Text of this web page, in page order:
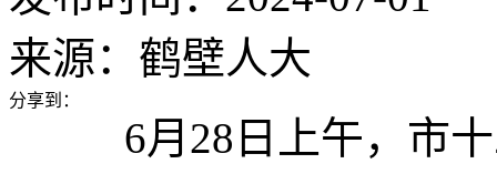
来源： 鹤壁人大
分享到：
6月28日上午，市